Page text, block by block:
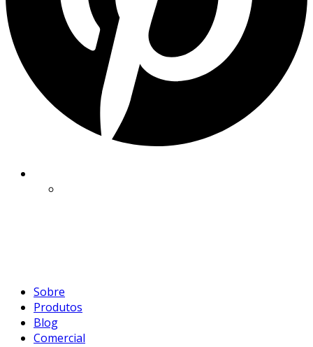
Sobre
Produtos
Blog
Comercial